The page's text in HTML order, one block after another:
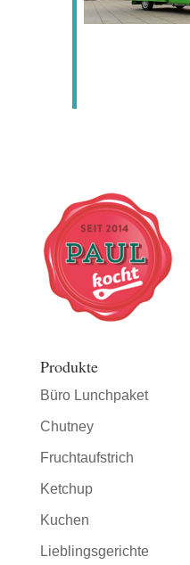
Produkte
Büro Lunchpaket
Chutney
Fruchtaufstrich
Ketchup
Kuchen
Lieblingsgerichte